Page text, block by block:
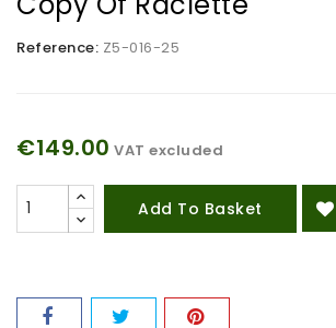
Reference: Z5-016-25
€149.00 VAT excluded
Add To Basket